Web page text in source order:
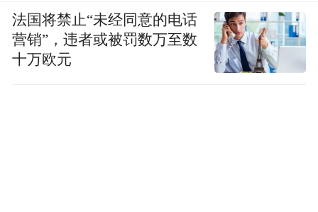
法国将禁止“未经同意的电话
营销”，违者或被罚数万至数
十万欧元